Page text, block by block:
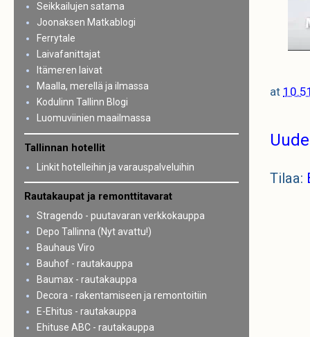
at
Tilaa:
Seikkailujen satama
Joonaksen Matkablogi
Ferrytale
Laivafanittajat
Itämeren laivat
Maalla, merellä ja ilmassa
Kodulinn Tallinn Blogi
Luomuviinien maailmassa
Tallinnan hotellit
Linkit hotelleihin ja varauspalveluihin
Rautakaupat ja remonttitavarat
Stragendo - puutavaran verkkokauppa
Depo Tallinna (Nyt avattu!)
Bauhaus Viro
Bauhof - rautakauppa
Baumax - rautakauppa
Decora - rakentamiseen ja remontoitiin
E-Ehitus - rautakauppa
Ehituse ABC - rautakauppa